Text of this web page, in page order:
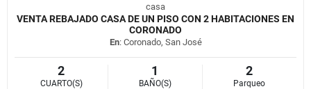
casa
VENTA REBAJADO CASA DE UN PISO CON 2 HABITACIONES EN
CORONADO
En: Coronado, San José
2
CUARTO(S)
1
BAÑO(S)
2
Parqueo